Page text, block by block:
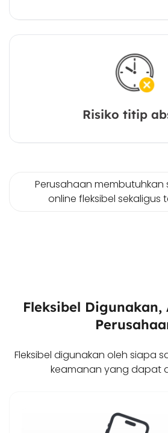
Risiko titip
Perusahaan membutuhkan
online fleksibel sekaligus
Fleksibel Digunakan,
Fleksibel digunakan oleh siapa
keamanan yang dapat